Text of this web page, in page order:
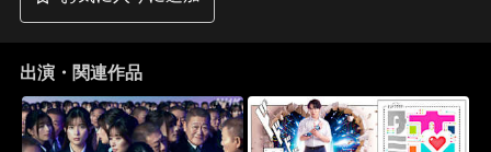
出演・関連作品